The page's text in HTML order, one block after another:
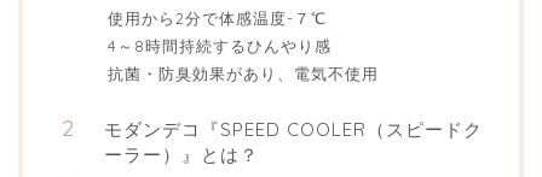
使用から2分で体感温度-７℃
4～8時間持続するひんやり感
抗菌・防臭効果があり、電気不使用
モダンデコ『SPEED COOLER（スピードク
ーラー）』とは？